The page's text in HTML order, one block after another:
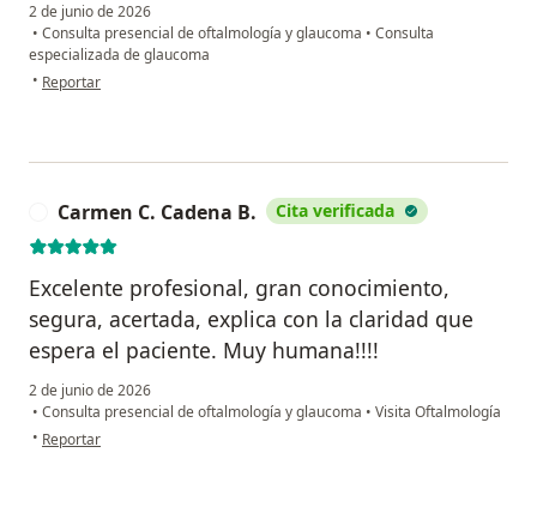
2 de junio de 2026
• Consulta presencial de oftalmología y glaucoma • Consulta
especializada de glaucoma
• en opinión del usuario Gloria Nossa
Reportar
Carmen C. Cadena B. Cita verificada
Excelente profesional, gran conocimiento,
segura, acertada, explica con la claridad que
espera el paciente. Muy humana!!!!
2 de junio de 2026
• Consulta presencial de oftalmología y glaucoma • Visita Oftalmología
• en opinión del usuario Carmen C. Cadena B.
Reportar